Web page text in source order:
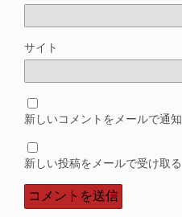
サイト
新しいコメントをメールで通知
新しい投稿をメールで受け取る